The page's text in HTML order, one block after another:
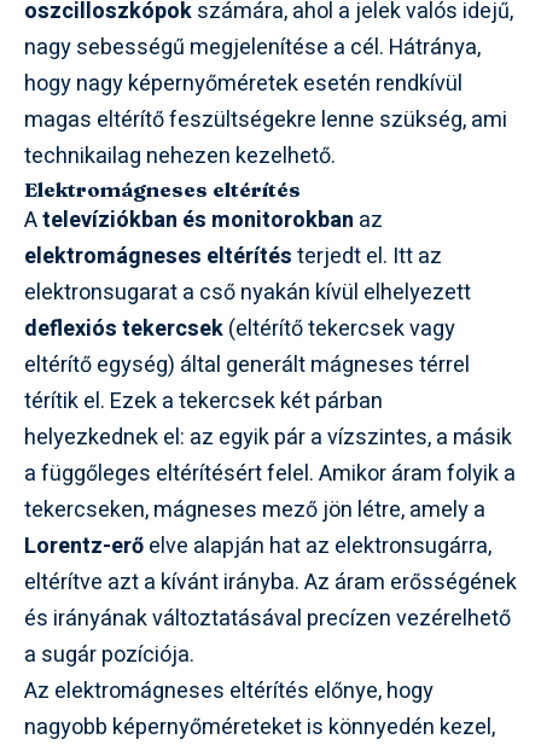
oszcilloszkópokszámára, ahol a jelek valós idejű,
nagy sebességű megjelenítése a cél. Hátránya,
hogy nagy képernyőméretek esetén rendkívül
magas eltérítő feszültségekre lenne szükség, ami
technikailag nehezen kezelhető.
Elektromágneses eltérítés
Atelevíziókban és monitorokban az
elektromágneses eltérítésterjedt el. Itt az
elektronsugarat a cső nyakán kívül elhelyezett
deflexiós tekercsek(eltérítő tekercsek vagy
eltérítő egység) által generált mágneses térrel
térítik el. Ezek a tekercsek két párban
helyezkednek el: az egyik pár a vízszintes, a másik
a függőleges eltérítésért felel. Amikor áram folyik a
tekercseken, mágneses mező jön létre, amely a
Lorentz-erőelve alapján hat az elektronsugárra,
eltérítve azt a kívánt irányba. Az áram erősségének
és irányának változtatásával precízen vezérelhető
a sugár pozíciója.
Az elektromágneses eltérítés előnye, hogy
nagyobb képernyőméreteket is könnyedén kezel,